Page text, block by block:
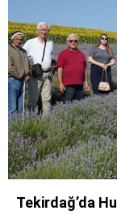
Tekirdağ’da